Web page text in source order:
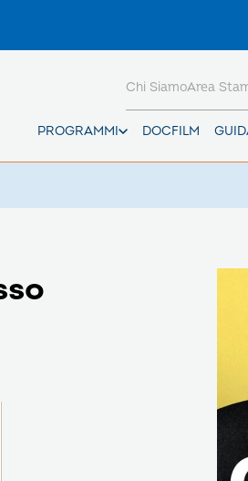
PROGRAMMI DOCFILM
Chi SiamoArea